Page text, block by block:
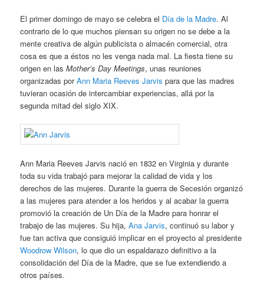
El primer domingo de mayo se celebra el Día de la Madre. Al
contrario de lo que muchos piensan su origen no se debe a la
mente creativa de algún publicista o almacén comercial, otra
cosa es que a éstos no les venga nada mal. La fiesta tiene su
origen en lasMother’s Day Meetings, unas reuniones
organizadas porAnn Maria Reeves Jarvis para que las madres
tuvieran ocasión de intercambiar experiencias, allá por la
segunda mitad del siglo XIX.
Ann Maria Reeves Jarvis nació en 1832 en Virginia y durante
toda su vida trabajó para mejorar la calidad de vida y los
derechos de las mujeres. Durante la guerra de Secesión organizó
a las mujeres para atender a los heridos y al acabar la guerra
promovió la creación de Un Día de la Madre para honrar el
trabajo de las mujeres. Su hija,Ana Jarvis, continuó su labor y
fue tan activa que consiguió implicar en el proyecto al presidente
Woodrow Wilson, lo que dio un espaldarazo definitivo a la
consolidación del Día de la Madre, que se fue extendiendo a
otros países.